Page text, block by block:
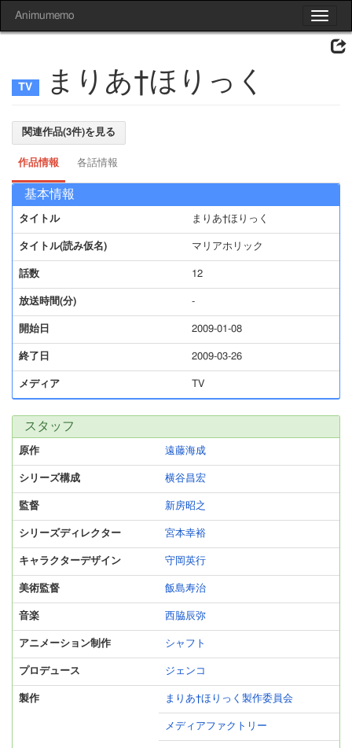
Toggle
Animumemo
まりあ†ほりっく
関連作品(3件)を見る
作品情報 各話情報
基本情報
タイトル まりあ†ほりっく
タイトル(読み仮名) マリアホリック
話数 12
放送時間(分) -
開始日 2009-01-08
終了日 2009-03-26
メディア TV
スタッフ
原作 遠藤海成
シリーズ構成 横谷昌宏
監督 新房昭之
シリーズディレクター 宮本幸裕
キャラクターデザイン 守岡英行
美術監督 飯島寿治
音楽 西脇辰弥
アニメーション制作 シャフト
プロデュース ジェンコ
製作 まりあ†ほりっく製作委員会
メディアファクトリー